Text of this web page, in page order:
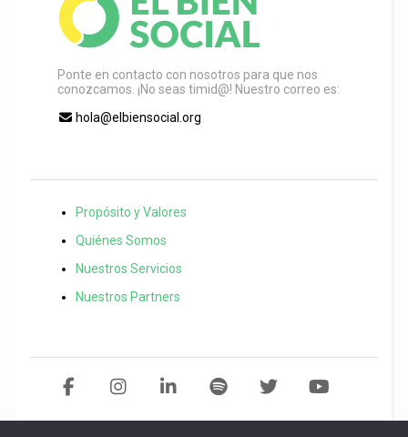
Ponte en contacto con nosotros para que nos
conozcamos. ¡No seas timid@! Nuestro correo es:
hola@elbiensocial.org
Propósito y Valores
Quiénes Somos
Nuestros Servicios
Nuestros Partners